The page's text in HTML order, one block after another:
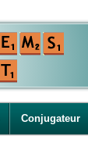
Conjugateur